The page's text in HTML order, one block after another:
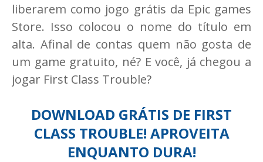
liberarem como jogo grátis da Epic games
Store. Isso colocou o nome do título em
alta. Afinal de contas quem não gosta de
um game gratuito, né? E você, já chegou a
jogar First Class Trouble?
DOWNLOAD GRÁTIS DE FIRST
CLASS TROUBLE! APROVEITA
ENQUANTO DURA!